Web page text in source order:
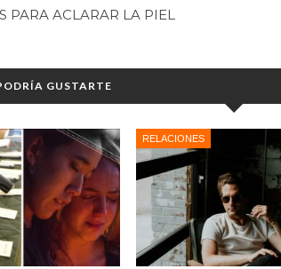
PARA ACLARAR LA PIEL
GUSTARTE
RELACIONES